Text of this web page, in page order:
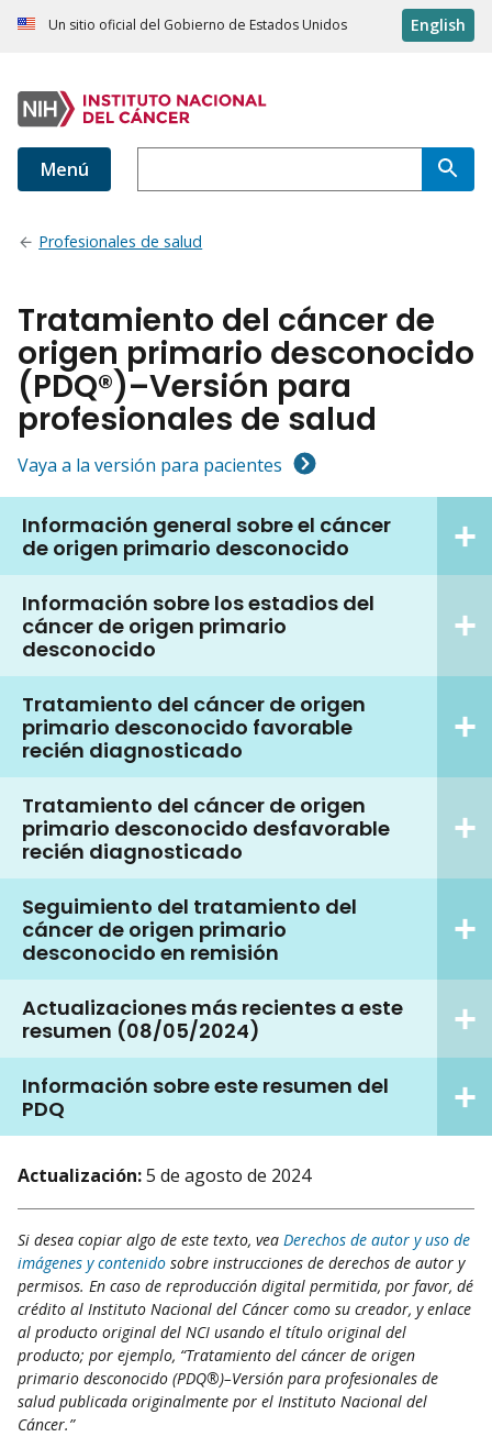
Un sitio oficial del Gobierno de Estados Unidos English
Menú
Profesionales de salud
Tratamiento del cáncer de
origen primario desconocido
(PDQ®)–Versión para
profesionales de salud
Vaya a la versión para pacientes
Información general sobre el cáncer
de origen primario desconocido
Información sobre los estadios del
cáncer de origen primario
desconocido
Tratamiento del cáncer de origen
primario desconocido favorable
recién diagnosticado
Tratamiento del cáncer de origen
primario desconocido desfavorable
recién diagnosticado
Seguimiento del tratamiento del
cáncer de origen primario
desconocido en remisión
Actualizaciones más recientes a este
resumen (08/05/2024)
Información sobre este resumen del
PDQ
Actualización:5 de agosto de 2024
Si desea copiar algo de este texto, vea Derechos de autor y uso de
imágenes y contenido sobre instrucciones de derechos de autor y
permisos. En caso de reproducción digital permitida, por favor, dé
crédito al Instituto Nacional del Cáncer como su creador, y enlace
al producto original del NCI usando el título original del
producto; por ejemplo, “Tratamiento del cáncer de origen
primario desconocido (PDQ®)–Versión para profesionales de
salud publicada originalmente por el Instituto Nacional del
Cáncer.”